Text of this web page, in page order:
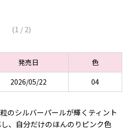
(1 /2)
発売日
色
2026/05/22 04
のシルバーパールが輝くティント
、自分だけのほんのりピンク色